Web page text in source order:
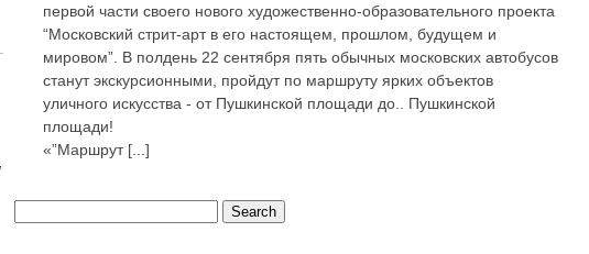
первой части своего нового художественно-образовательного проекта
“Московский стрит-арт в его настоящем, прошлом, будущем и
мировом”. В полдень 22 сентября пять обычных московских автобусов
станут экскурсионными, пройдут по маршруту ярких объектов
уличного искусства - от Пушкинской площади до.. Пушкинской
площади!
«”Маршрут [...]